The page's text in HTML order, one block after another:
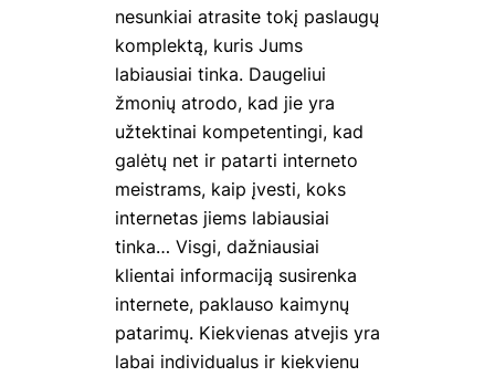
nesunkiai atrasite tokį paslaugų
komplektą, kuris Jums
labiausiai tinka. Daugeliui
žmonių atrodo, kad jie yra
užtektinai kompetentingi, kad
galėtų net ir patarti interneto
meistrams, kaip įvesti, koks
internetas jiems labiausiai
tinka… Visgi, dažniausiai
klientai informaciją susirenka
internete, paklauso kaimynų
patarimų. Kiekvienas atvejis yra
labai individualus ir kiekvienu